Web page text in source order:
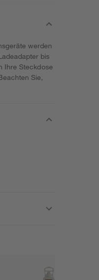
werden
bis
Ihre Steckdose
Sie,